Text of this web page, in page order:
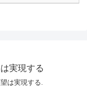
実現する
は実現する.